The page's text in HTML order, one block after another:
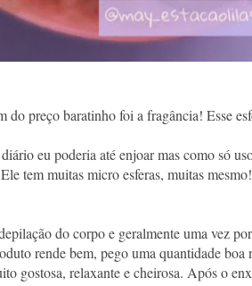
do preço baratinho foi a fragância! Esse
eu poderia até enjoar mas como só
tem muitas micro esferas, muitas
do corpo e geralmente uma vez
rende bem, pego uma quantidade boa
gostosa, relaxante e cheirosa. Após o